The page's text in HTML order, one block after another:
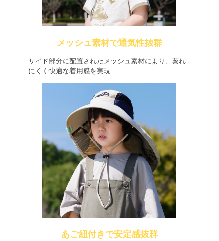
メッシュ素材で通気性抜群
サイド部分に配置されたメッシュ素材により、蒸れ
にくく快適な着用感を実現
あご紐付きで安定感抜群